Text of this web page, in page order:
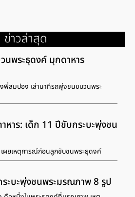
ข่าวล่าสุด
นพระธุดงค์ มุกดาหาร
พี่สมปอง เล่านาทีรถพุ่งชนขบวนพระ
หาร: เด็ก 11 ปีขับกระบะพุ่งชน
ผยเหตุการณ์ก่อนลูกขับชนพระธุดงค์
ะบะพุ่งชนพระมรณภาพ 8 รูป